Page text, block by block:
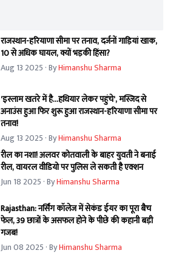
राजस्थान-हरियाणा सीमा पर तनाव, दर्जनों गाड़ियां खाक,
10 से अधिक घायल, क्यों भड़की हिंसा?
Aug 13 2025 · ByHimanshu Sharma
'इस्लाम खतरे में है...हथियार लेकर पहुंचे', मस्जिद से
अनाउंस हुआ फिर शुरू हुआ राजस्थान-हरियाणा सीमा पर
तनाव!
Aug 13 2025 · ByHimanshu Sharma
रील का नशा! अलवर कोतवाली के बाहर युवती ने बनाई
रील, वायरल वीडियो पर पुलिस ले सकती है एक्शन
Jun 18 2025 · ByHimanshu Sharma
Rajasthan: नर्सिंग कॉलेज में सेकंड ईयर का पूरा बैच
फेल, 39 छात्रों के असफल होने के पीछे की कहानी बड़ी
गजब!
Jun 08 2025 · ByHimanshu Sharma